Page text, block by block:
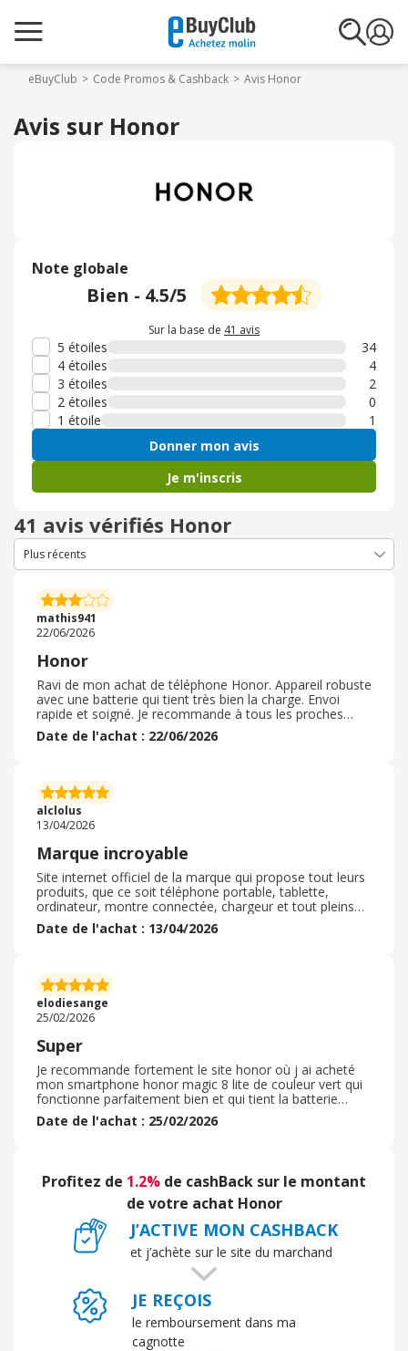
eBuyClub Code Promos & Cashback Avis Honor
Avis sur Honor
Note globale
Bien - 4.5/5
Sur la base de 41 avis
5 étoiles
34
4 étoiles
4
3 étoiles
2
2 étoiles
0
1 étoile
1
Donner mon avis
Je m'inscris
41 avis vérifiés Honor
mathis941
22/06/2026
Honor
Ravi de mon achat de téléphone Honor. Appareil robuste
avec une batterie qui tient très bien la charge. Envoi
rapide et soigné. Je recommande à tous les proches
d'acheter le même. Bien meilleur rapport qualité prix que
Samsung ou Apple. Pour un usage assez basique, c'est
d un nouveau téléphone. Site fiable, constructeur bien
avancé en terme de technologies, rien à envier aux
américains. N hésitez pas.
Date de l'achat : 22/06/2026
alclolus
13/04/2026
Marque incroyable
Site internet officiel de la marque qui propose tout leurs
produits, que ce soit téléphone portable, tablette,
ordinateur, montre connectée, chargeur et tout pleins
d'autres type de produit. Je suis adepte de cette marque,
ma famille complète également. Grande qualité des
envier aux autres marques. Leurs produits sont
incroyables. J'ai moi même plusieurs produits et toujours
ultra satisfaite. De plus souvent des packs sont
proposés, voir des produits complémentaires en
réduction ( comme les montres connectés lorsque l'on
achète un téléphone par exemple)
Date de l'achat : 13/04/2026
elodiesange
25/02/2026
Super
Je recommande fortement le site honor où j ai acheté
mon smartphone honor magic 8 lite de couleur vert qui
fonctionne parfaitement bien et qui tient la batterie
plusieurs jours...La commande s est très bien passée . .
Le délai de livraison à été très rapide et sécurisé. . J ai pu
montre connecté mais qui malheureusement ne reçois
pas les messages. . Ainsi qu une offre sur le chargeur
Date de l'achat : 25/02/2026
Profitez de 1.2% de cashBack sur le montant
de votre achat Honor
J’ACTIVE MON CASHBACK
et j’achète sur le site du marchand
JE REÇOIS
le remboursement dans ma
cagnotte